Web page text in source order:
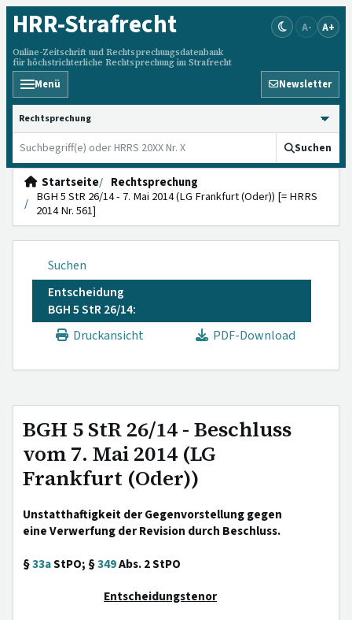
HRR-Strafrecht
Online-Zeitschrift und Rechtsprechungsdatenbank
für höchstrichterliche Rechtsprechung im Strafrecht
A- A+
Menü Newsletter
HRRS durchsuchen
Suchen
Startseite
Rechtsprechung
BGH 5 StR 26/14 - 7. Mai 2014 (LG Frankfurt (Oder)) [= HRRS
2014 Nr. 561]
Suchen
Entscheidung
BGH 5 StR 26/14:
Druckansicht
PDF-Download
BGH 5 StR 26/14 - Beschluss
vom 7. Mai 2014 (LG
Frankfurt (Oder))
Unstatthaftigkeit der Gegenvorstellung gegen
eine Verwerfung der Revision durch Beschluss.
§33aStPO; §349Abs. 2 StPO
Entscheidungstenor